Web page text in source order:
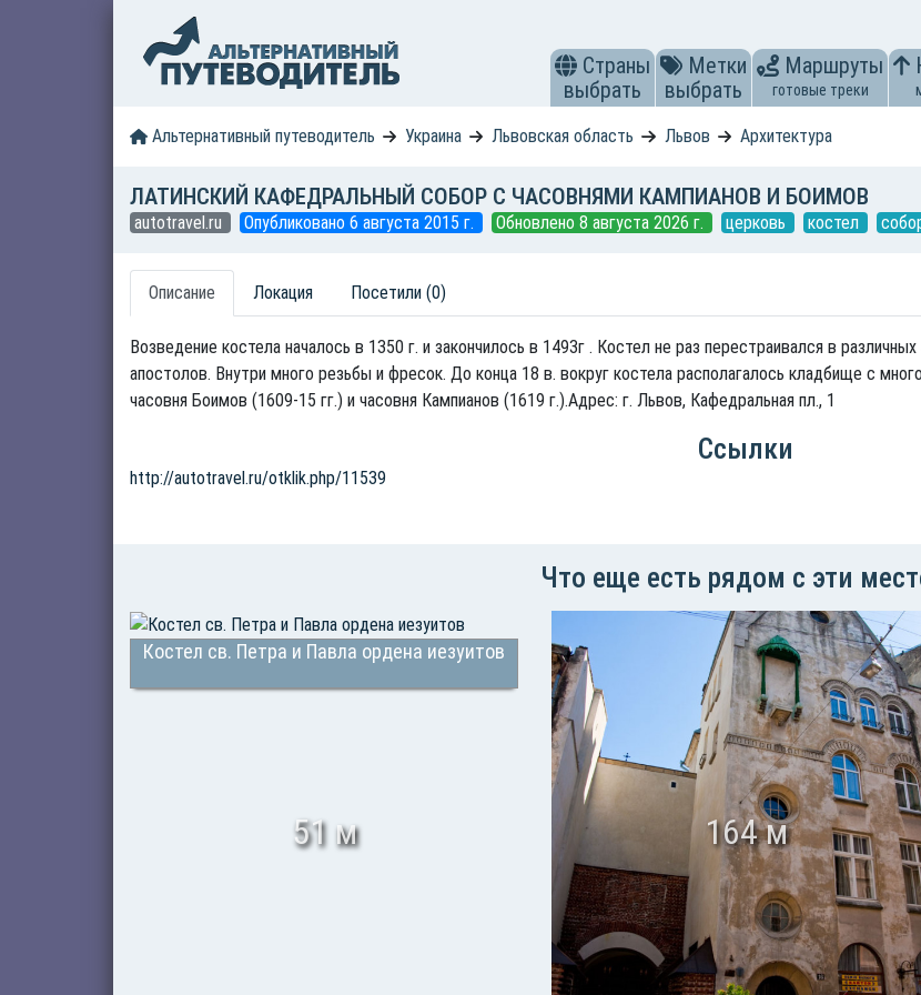
Страны
выбрать
Метки
выбрать
Маршруты
готовые треки
Альтернативный путеводитель Украина Львовская область Львов Архитектура
ЛАТИНСКИЙ КАФЕДРАЛЬНЫЙ СОБОР С ЧАСОВНЯМИ КАМПИАНОВ И БОИМОВ
autotravel.ru Опубликовано 6 августа 2015 г. Обновлено 8 августа 2026 г. церковь костел
Описание Локация Посетили (0)
Возведение костела началось в 1350 г. и закончилось в 1493г . Костел не раз перестраивался в
апостолов. Внутри много резьбы и фресок. До конца 18 в. вокруг костела располагалось кладбище с
часовня Боимов (1609-15 гг.) и часовня Кампианов (1619 г.).Адрес: г. Львов, Кафедральная пл., 1
Ссылки
http://autotravel.ru/otklik.php/11539
Что еще есть рядом с эти
Костел св. Петра и Павла ордена иезуитов
51 м 164 м